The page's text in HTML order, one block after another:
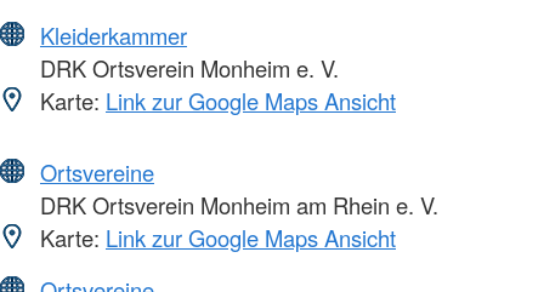
Kleiderkammer
DRK Ortsverein Monheim e. V.
Karte: Link zur Google Maps Ansicht
Ortsvereine
DRK Ortsverein Monheim am Rhein e. V.
Karte: Link zur Google Maps Ansicht